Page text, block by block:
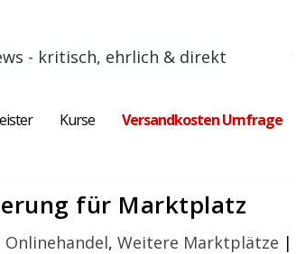
- kritisch, ehrlich & direkt
Kurse Versandkosten Umfrage
für Marktplatz
Onlinehandel,Weitere Marktplätze |